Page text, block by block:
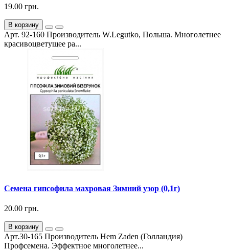
19.00 грн.
В корзину
Арт. 92-160 Производитель W.Legutko, Польша. Многолетнее
красивоцветущее ра...
Семена гипсофила махровая Зимний узор (0,1г)
20.00 грн.
В корзину
Арт.30-165 Производитель Hem Zaden (Голландия)
Профсемена. Эффектное многолетнее...